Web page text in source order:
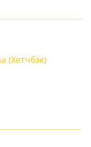
(Хетчбэк)